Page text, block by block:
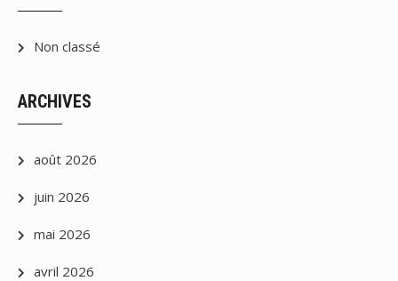
Non classé
ARCHIVES
août 2026
juin 2026
mai 2026
avril 2026